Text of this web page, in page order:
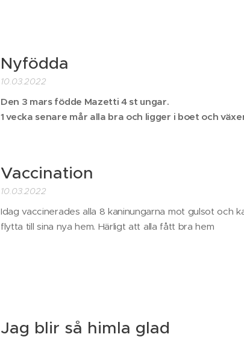
Nyfödda
10.03.2022
Den 3 mars födde Mazetti 4 st ungar.
1 vecka senare mår alla bra och ligger i boet och
Vaccination
10.03.2022
Idag vaccinerades alla 8 kaninungarna mot gulsot och
flytta till sina nya hem. Härligt att alla fått bra hem😊❤️
Jag blir så himla glad